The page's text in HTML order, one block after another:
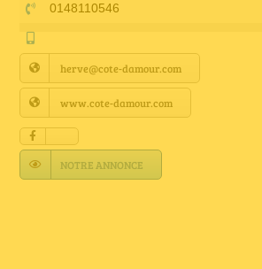
Annuaire Fournisseurs
Actualités
Contact
0148110546
herve@cote-damour.com
www.cote-damour.com
NOTRE ANNONCE